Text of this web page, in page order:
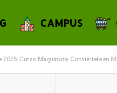
CAMPUS
2025: Curso Maquinista. Conviértete en